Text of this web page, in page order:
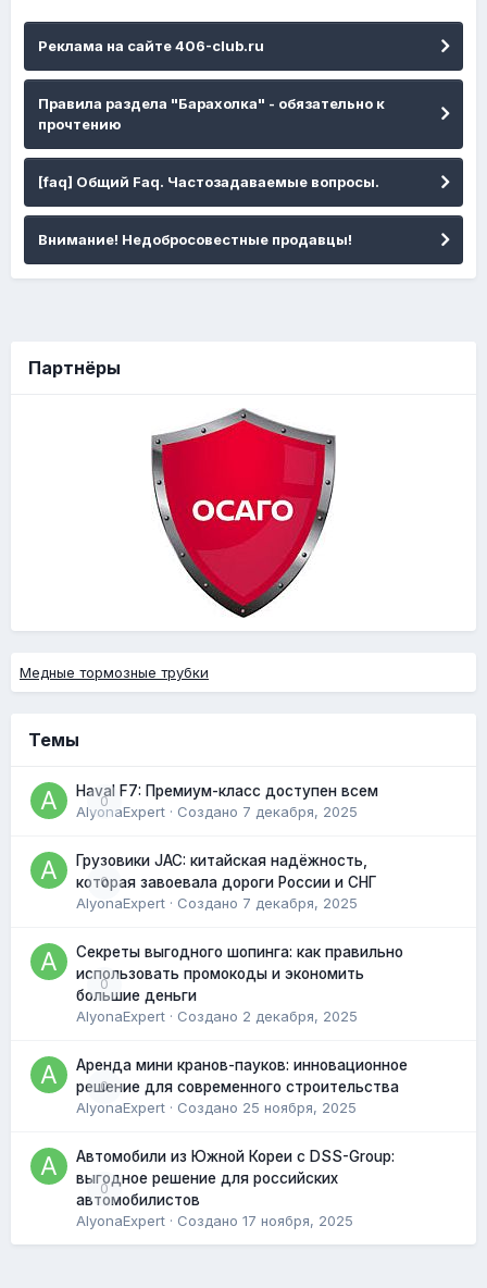
Реклама на сайте 406-club.ru
Правила раздела "Барахолка" - обязательно к
прочтению
[faq] Общий Faq. Частозадаваемые вопросы.
Внимание! Недобросовестные продавцы!
Партнёры
Медные тормозные трубки
Темы
0
Haval F7: Премиум-класс доступен всем
AlyonaExpert · Создано 7 декабря, 2025
0
Грузовики JAC: китайская надёжность,
которая завоевала дороги России и СНГ
AlyonaExpert · Создано 7 декабря, 2025
0
Секреты выгодного шопинга: как правильно
использовать промокоды и экономить
большие деньги
AlyonaExpert · Создано 2 декабря, 2025
0
Аренда мини кранов-пауков: инновационное
решение для современного строительства
AlyonaExpert · Создано 25 ноября, 2025
0
Автомобили из Южной Кореи с DSS-Group:
выгодное решение для российских
автомобилистов
AlyonaExpert · Создано 17 ноября, 2025